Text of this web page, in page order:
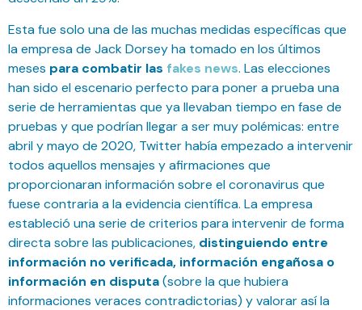
Esta fue solo una de las muchas medidas específicas que
la empresa de Jack Dorsey ha tomado en los últimos
meses para combatir las fakes news. Las elecciones
han sido el escenario perfecto para poner a prueba una
serie de herramientas que ya llevaban tiempo en fase de
pruebas y que podrían llegar a ser muy polémicas: entre
abril y mayo de 2020, Twitter había empezado a intervenir
todos aquellos mensajes y afirmaciones que
proporcionaran información sobre el coronavirus que
fuese contraria a la evidencia científica. La empresa
estableció una serie de criterios para intervenir de forma
directa sobre las publicaciones, distinguiendo entre
información no verificada, información engañosa o
información en disputa(sobre la que hubiera
informaciones veraces contradictorias) y valorar así la